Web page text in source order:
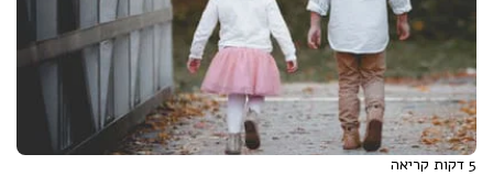
5 דקות קריאה